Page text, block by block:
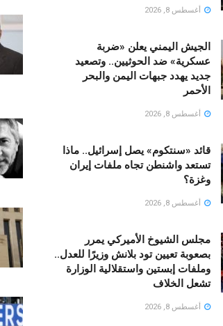
أغسطس 8, 2026
الجيش اليمني يعلن «ضربة
عسكرية» ضد الحوثيين.. وتصعيد
جديد يهدد جبهات اليمن والبحر
الأحمر
أغسطس 8, 2026
قائد «سنتكوم» يصل إسرائيل.. ماذا
تستعد واشنطن تجاه ملفات إيران
وغزة؟
أغسطس 8, 2026
مجلس الشيوخ الأميركي يمرر
بصعوبة تعيين تود بلانش وزيرًا للعدل..
وملفات إبستين واستقلالية الوزارة
تشعل الخلاف
أغسطس 8, 2026